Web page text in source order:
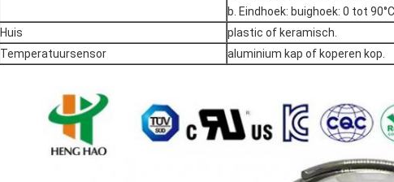
b. Eindhoek: buighoek: 0 tot
Huis
plastic of keramisch.
Temperatuursensor
aluminium kap of koperen kop.